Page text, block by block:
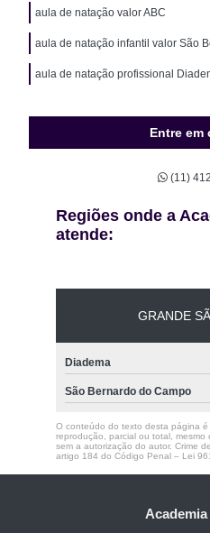
aula de natação valor ABC
aula de natação infantil valor São
aula de natação profissional
Entre em
(11)
Regiões onde a
atende:
GRANDE
Diadema
São Bernardo do Campo
O conteúdo do texto desta página
reprodução, parcial ou total, mesmo
sem a autorização do autor. Crime
artigo 184 do Código Penal – Lei